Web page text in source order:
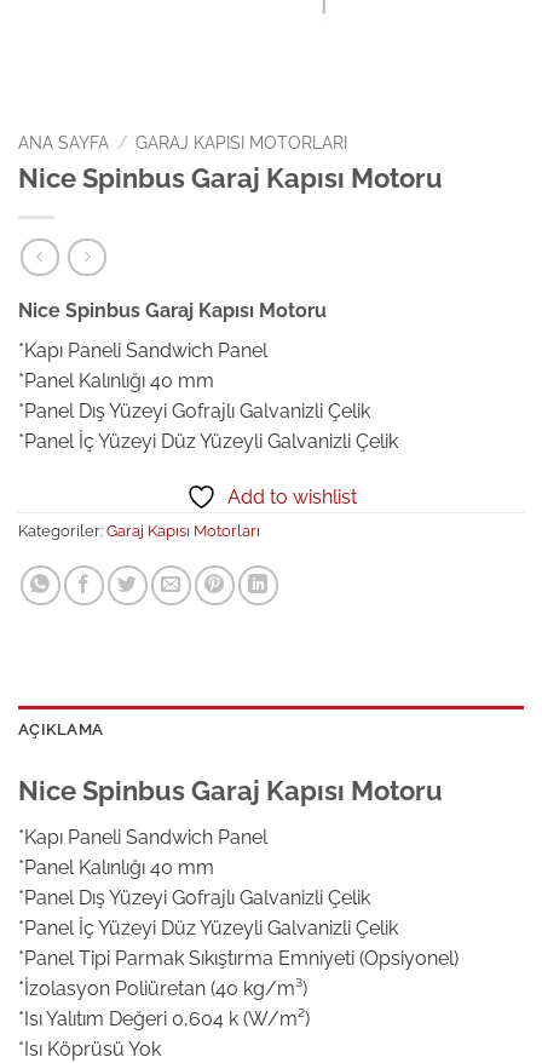
ANA SAYFA / GARAJ KAPISI MOTORLARI
Nice Spinbus Garaj Kapısı Motoru
Nice Spinbus Garaj Kapısı Motoru
*Kapı Paneli Sandwich Panel
*Panel Kalınlığı 40 mm
*Panel Dış Yüzeyi Gofrajlı Galvanizli Çelik
*Panel İç Yüzeyi Düz Yüzeyli Galvanizli Çelik
Add to wishlist
Kategoriler: Garaj Kapısı Motorları
AÇIKLAMA
Nice Spinbus Garaj Kapısı Motoru
*Kapı Paneli Sandwich Panel
*Panel Kalınlığı 40 mm
*Panel Dış Yüzeyi Gofrajlı Galvanizli Çelik
*Panel İç Yüzeyi Düz Yüzeyli Galvanizli Çelik
*Panel Tipi Parmak Sıkıştırma Emniyeti (Opsiyonel)
*İzolasyon Poliüretan (40 kg/m³)
*Isı Yalıtım Değeri 0,604 k (W/m²)
*Isı Köprüsü Yok